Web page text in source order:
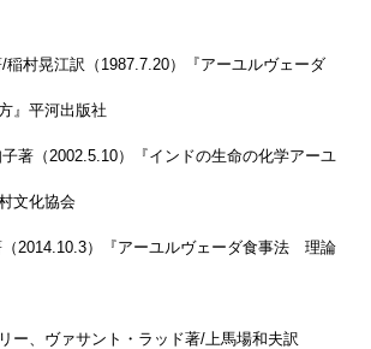
/稲村晃江訳（1987.7.20）『アーユルヴェーダ
』平河出版社
子著（2002.5.10）『インドの生命の化学アーユ
文化協会
2014.10.3）『アーユルヴェーダ食事法 理論
ー、ヴァサント・ラッド著/上馬場和夫訳